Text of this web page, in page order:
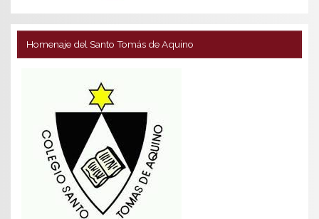
Homenaje del Santo Tomás de Aquino